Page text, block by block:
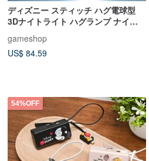
ディズニー スティッチ ハグ電球型
3Dナイトライト ハグランプ ナイト
gameshop
US$ 84.59
54%OFF